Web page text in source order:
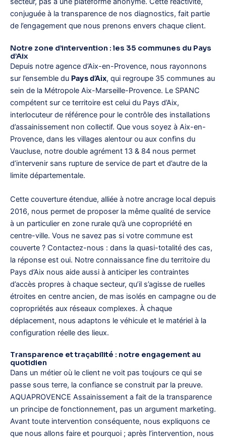
conjuguée à la transparence de nos diagnostics, fait partie
de l’engagement que nous prenons envers chaque client.
Notre zone d’intervention : les 35 communes du Pays
d’Aix
Depuis notre agence d’Aix-en-Provence, nous rayonnons
sur l’ensemble du Pays d’Aix, qui regroupe 35 communes au
sein de la Métropole Aix-Marseille-Provence. Le SPANC
compétent sur ce territoire est celui du Pays d’Aix,
interlocuteur de référence pour le contrôle des installations
d’assainissement non collectif. Que vous soyez à Aix-en-
Provence, dans les villages alentour ou aux confins du
Vaucluse, notre double agrément 13 & 84 nous permet
d’intervenir sans rupture de service de part et d’autre de la
limite départementale.
Cette couverture étendue, alliée à notre ancrage local depuis
2016, nous permet de proposer la même qualité de service
à un particulier en zone rurale qu’à une copropriété en
centre-ville. Vous ne savez pas si votre commune est
couverte ? Contactez-nous : dans la quasi-totalité des cas,
la réponse est oui. Notre connaissance fine du territoire du
Pays d’Aix nous aide aussi à anticiper les contraintes
d’accès propres à chaque secteur, qu’il s’agisse de ruelles
étroites en centre ancien, de mas isolés en campagne ou de
copropriétés aux réseaux complexes. À chaque
déplacement, nous adaptons le véhicule et le matériel à la
configuration réelle des lieux.
Transparence et traçabilité : notre engagement au
quotidien
Dans un métier où le client ne voit pas toujours ce qui se
passe sous terre, la confiance se construit par la preuve.
AQUAPROVENCE Assainissement a fait de la transparence
un principe de fonctionnement, pas un argument marketing.
Avant toute intervention conséquente, nous expliquons ce
que nous allons faire et pourquoi ; après l’intervention, nous